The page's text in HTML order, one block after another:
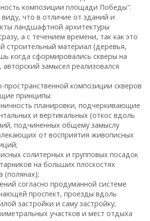
композиции площади Победы".
что в отличие от зданий и
ландшафтной архитектуры
а с течением времени, так как это
строительный материал (деревья,
когда сформировались скверы на
замысел реализовался
композиции скверов
принципы:
планировки, подчеркивающие
и вертикальных (откос вдоль
подчиненных общему замыслу
от восприятия живописных
солитерных и групповых посадок
на больших плоскостях
(полянах);
согласно продуманной системе
проспект, проезды вдоль
застройки и саму застройку;
участков и мест отдыха